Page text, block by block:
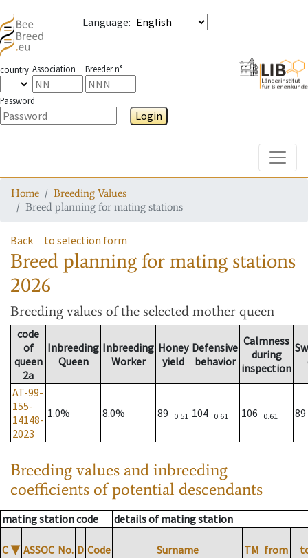
Language:
country Association Breeder n°
Password
Login
Home
Breeding Values
Breed planning for mating stations
Back to selection form
Breed planning for mating stations
2026
Breeding values of the selected mother queen
code
of
queen
2a
Inbreeding
Queen
Inbreeding
Worker
Honey
yield
Defensive
behavior
Calmness
during
inspection
AT-99-
155-
14148-
2023
1.0% 8.0% 89 0.51 104 0.61 106 0.61
Breeding values and inbreeding
coefficients of potential descendants
mating station code details of mating station
C ▼ ASSOC No. D Code Surname TM from